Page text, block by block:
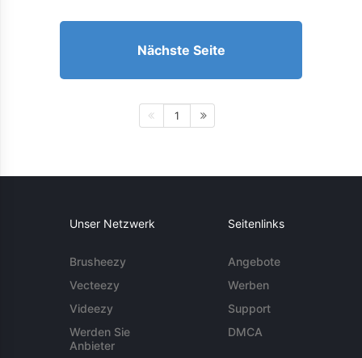
Nächste Seite
1
Unser Netzwerk
Brusheezy
Vecteezy
Videezy
Werden Sie
Anbieter
Seitenlinks
Angebote
Werben
Support
DMCA